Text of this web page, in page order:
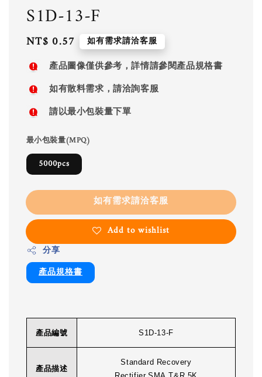
S1D-13-F
Regular
price
NT$ 0.57 如有需求請洽客服
產品圖像僅供參考，詳情請參閱產品規格書
如有散料需求，請洽詢客服
請以最小包裝量下單
最小包裝量(MPQ)
5000pcs
如有需求請洽客服
Add to wishlist
分享
產品規格書
產品編號 S1D-13-F
產品描述
Standard Recovery